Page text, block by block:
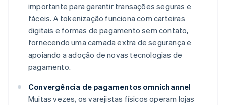
importante para garantir transações seguras e
fáceis. A tokenização funciona com carteiras
digitais e formas de pagamento sem contato,
fornecendo uma camada extra de segurança e
apoiando a adoção de novas tecnologias de
pagamento.
Convergência de pagamentos omnichannel
Muitas vezes, os varejistas físicos operam lojas